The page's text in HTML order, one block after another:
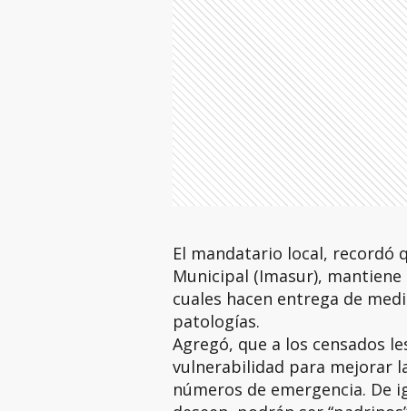
El mandatario local, recordó
Municipal (Imasur),
cuales hacen entrega de
patologías.
Agregó, que a los censados
vulnerabilidad para mejorar
números de emergencia. De